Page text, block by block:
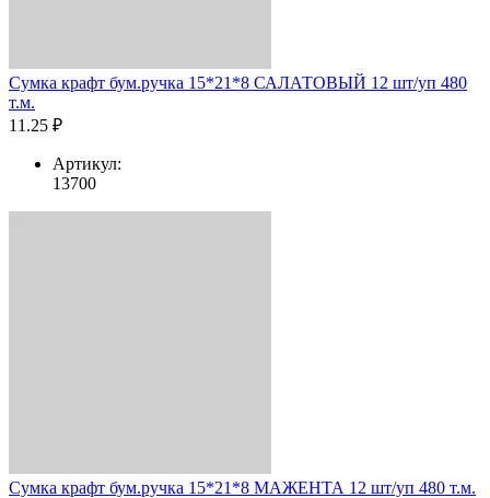
Сумка крафт бум.ручка 15*21*8 САЛАТОВЫЙ 12 шт/уп 480
т.м.
11.25 ₽
Артикул:
13700
Сумка крафт бум.ручка 15*21*8 МАЖЕНТА 12 шт/уп 480 т.м.